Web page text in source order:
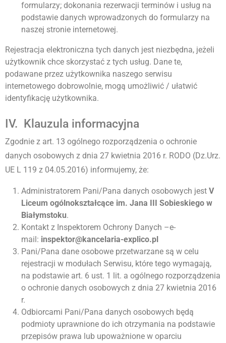
formularzy; dokonania rezerwacji terminów i usług na
podstawie danych wprowadzonych do formularzy na
naszej stronie internetowej.
Rejestracja elektroniczna tych danych jest niezbędna, jeżeli
użytkownik chce skorzystać z tych usług. Dane te,
podawane przez użytkownika naszego serwisu
internetowego dobrowolnie, mogą umożliwić / ułatwić
identyfikację użytkownika.
IV. Klauzula informacyjna
Zgodnie z art. 13 ogólnego rozporządzenia o ochronie
danych osobowych z dnia 27 kwietnia 2016 r. RODO (Dz.Urz.
UE L 119 z 04.05.2016) informujemy, że:
Administratorem Pani/Pana danych osobowych jest V
Liceum ogólnokształcące im. Jana III Sobieskiego w
Białymstoku.
Kontakt z Inspektorem Ochrony Danych –e-
mail: inspektor@kancelaria-explico.pl
Pani/Pana dane osobowe przetwarzane są w celu
rejestracji w modułach Serwisu, które tego wymagają,
na podstawie art. 6 ust. 1 lit. a ogólnego rozporządzenia
o ochronie danych osobowych z dnia 27 kwietnia 2016
r.
Odbiorcami Pani/Pana danych osobowych będą
podmioty uprawnione do ich otrzymania na podstawie
przepisów prawa lub upoważnione w oparciu